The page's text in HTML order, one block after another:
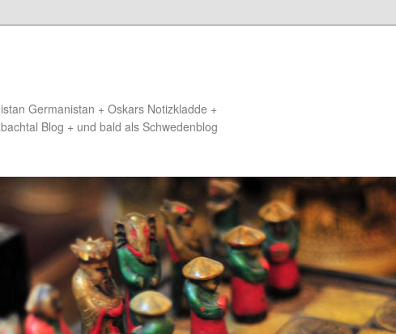
Germanistan + Oskars Notizkladde +
Blog + und bald als Schwedenblog